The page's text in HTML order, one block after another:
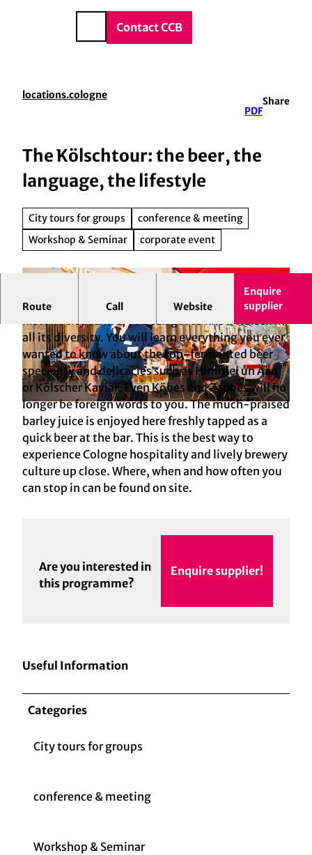
Contact CCB
locations.cologne
PDF
Share
The Kölschtour: the beer, the
language, the lifestyle
City tours for groups
conference & meeting
Workshop & Seminar
corporate event
© FRÜH Gastronomie GmbH & Co. KG | AI-optimized
Route Call Website
Enquire
supplier
On this entertaining walk through Cologne's
historic city centre, you can get to know Kölsch in
all its diversity. You will learn everything you ever
wanted to know about the top-fermented beer
speciality and delicacies such as Himmel un Ääd
or Kölscher Kaviar. Even Köbes and Zappes will no
longer be foreign words to you. The much-praised
barley juice is enjoyed here freshly tapped as a
quick beer at the bar. This is the best way to
experience Cologne hospitality and lively brewery
culture up close. Where, when and how often you
can stop in can be found on site.
Are you interested in
this programme?
Enquire supplier!
Useful Information
Categories
City tours for groups
conference & meeting
Workshop & Seminar